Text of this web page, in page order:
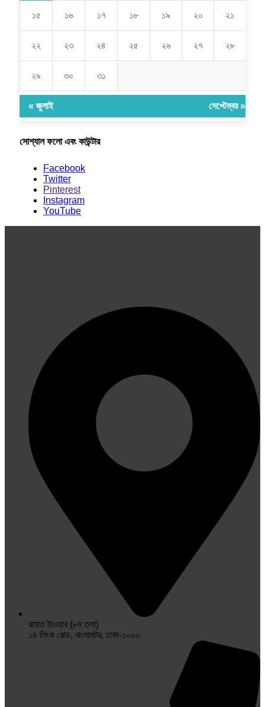
১৫ ১৬ ১৭ ১৮ ১৯ ২০ ২১
২২ ২৩ ২৪ ২৫ ২৬ ২৭ ২৮
২৯ ৩০ ৩১
« জুলাই সেপ্টেম্বর »
সোশ্যাল ফলো এবং কাউন্টার
Facebook
Twitter
Pinterest
Instagram
YouTube
রাহাত টাওয়ার (৮ম তলা)
১৪ লিংক রোড, বাংলামটর, ঢাকা-১০০০